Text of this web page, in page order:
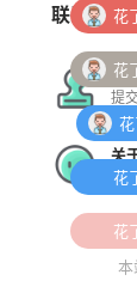
联系与合
在
提
关
更
花
花
花
花